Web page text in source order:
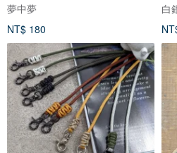
夢中夢
NT$ 180
白